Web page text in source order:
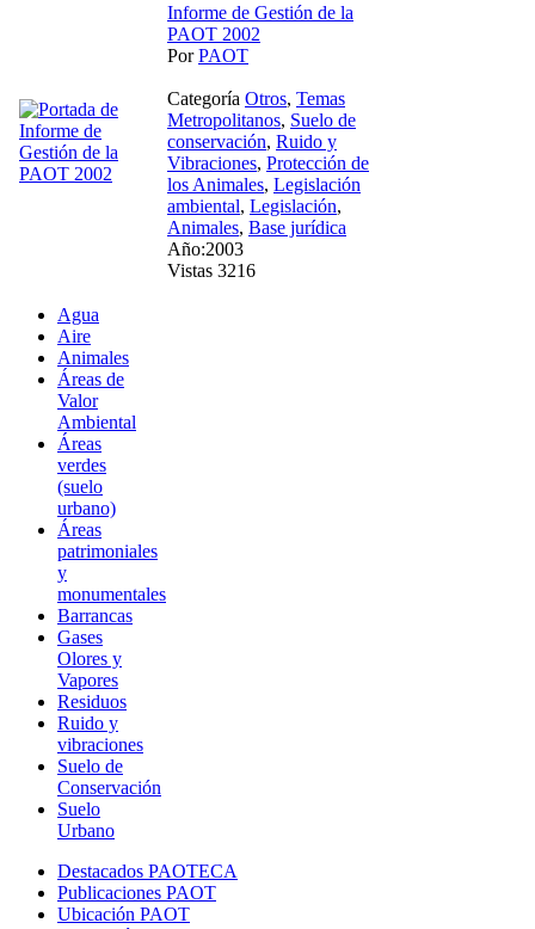
Informe de Gestión de la
PAOT 2002
PorPAOT
Categoría Otros, Temas
Metropolitanos, Suelo de
conservación, Ruido y
Vibraciones, Protección de
los Animales, Legislación
ambiental, Legislación,
Animales, Base jurídica
Año:2003
Vistas 3216
Agua
Aire
Animales
Áreas de
Valor
Ambiental
Áreas
verdes
(suelo
urbano)
Áreas
patrimoniales
y
monumentales
Barrancas
Gases
Olores y
Vapores
Residuos
Ruido y
vibraciones
Suelo de
Conservación
Suelo
Urbano
Destacados PAOTECA
Publicaciones PAOT
Ubicación PAOT